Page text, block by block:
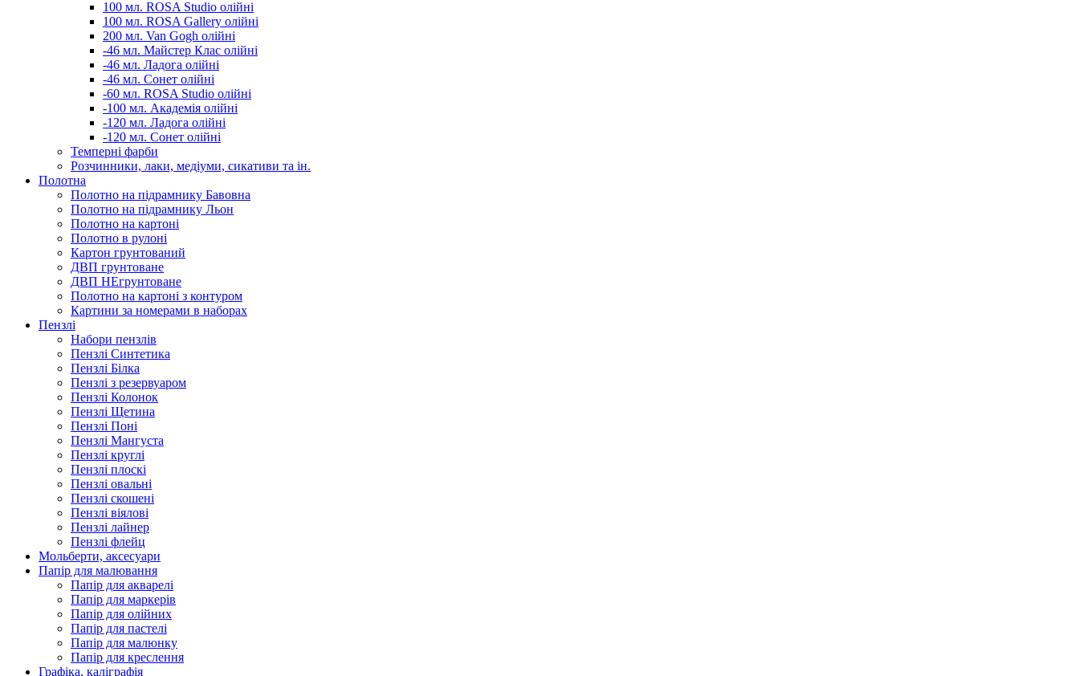
100 мл. ROSA Studio олійні
100 мл. ROSA Gallery олійні
200 мл. Van Gogh олійні
-46 мл. Майстер Клас олійні
-46 мл. Ладога олійні
-46 мл. Сонет олійні
-60 мл. ROSA Studio олійні
-100 мл. Академія олійні
-120 мл. Ладога олійні
-120 мл. Сонет олійні
Темперні фарби
Розчинники, лаки, медіуми, сикативи та ін.
Полотна
Полотно на підрамнику Бавовна
Полотно на підрамнику Льон
Полотно на картоні
Полотно в рулоні
Картон грунтований
ДВП грунтоване
ДВП НЕгрунтоване
Полотно на картоні з контуром
Картини за номерами в наборах
Пензлі
Набори пензлів
Пензлі Синтетика
Пензлі Білка
Пензлі з резервуаром
Пензлі Колонок
Пензлі Щетина
Пензлі Поні
Пензлі Мангуста
Пензлі круглі
Пензлі плоскі
Пензлі овальні
Пензлі скошені
Пензлі віялові
Пензлі лайнер
Пензлі флейц
Мольберти, аксесуари
Папір для малювання
Папір для акварелі
Папір для маркерів
Папір для олійних
Папір для пастелі
Папір для малюнку
Папір для креслення
Графіка, каліграфія